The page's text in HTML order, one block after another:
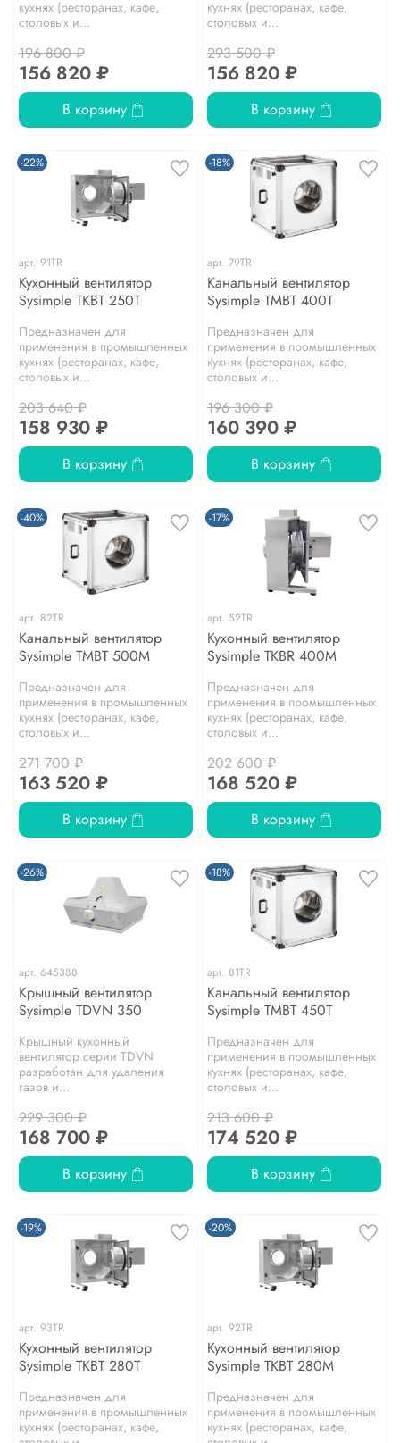
кухнях (ресторанах, кафе,
столовых и...
196 800 ₽
156 820 ₽
В корзину
кухнях (ресторанах, кафе,
столовых и...
293 500 ₽
156 820 ₽
В корзину
-22%
арт. 91TR
Кухонный вентилятор
Sysimple TKBT 250T
Предназначен для
применения в промышленных
кухнях (ресторанах, кафе,
столовых и...
203 640 ₽
158 930 ₽
В корзину
-18%
арт. 79TR
Канальный вентилятор
Sysimple TMBT 400T
Предназначен для
применения в промышленных
кухнях (ресторанах, кафе,
столовых и...
196 300 ₽
160 390 ₽
В корзину
-40%
арт. 82TR
Канальный вентилятор
Sysimple TMBT 500M
Предназначен для
применения в промышленных
кухнях (ресторанах, кафе,
столовых и...
271 700 ₽
163 520 ₽
В корзину
-17%
арт. 52TR
Кухонный вентилятор
Sysimple TKBR 400M
Предназначен для
применения в промышленных
кухнях (ресторанах, кафе,
столовых и...
202 600 ₽
168 520 ₽
В корзину
-26%
арт. 645388
Крышный вентилятор
Sysimple TDVN 350
Крышный кухонный
вентилятор серии TDVN
разработан для удаления
газов и...
229 300 ₽
168 700 ₽
В корзину
-18%
арт. 81TR
Канальный вентилятор
Sysimple TMBT 450T
Предназначен для
применения в промышленных
кухнях (ресторанах, кафе,
столовых и...
213 600 ₽
174 520 ₽
В корзину
-19%
арт. 93TR
Кухонный вентилятор
Sysimple TKBT 280T
Предназначен для
применения в промышленных
кухнях (ресторанах, кафе,
-20%
арт. 92TR
Кухонный вентилятор
Sysimple TKBT 280M
Предназначен для
применения в промышленных
кухнях (ресторанах, кафе,